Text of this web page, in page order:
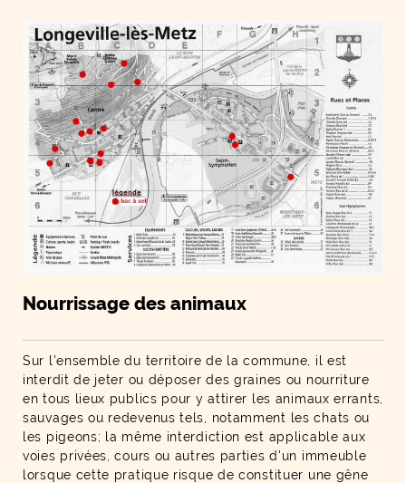
Nourrissage des animaux
Sur l'ensemble du territoire de la commune, il est
interdit de jeter ou déposer des graines ou nourriture
en tous lieux publics pour y attirer les animaux errants,
sauvages ou redevenus tels, notamment les chats ou
les pigeons; la même interdiction est applicable aux
voies privées, cours ou autres parties d'un immeuble
lorsque cette pratique risque de constituer une gêne